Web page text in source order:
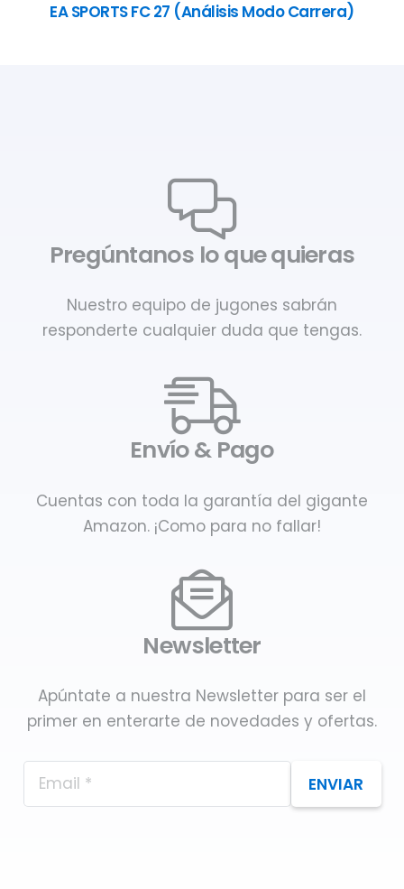
EA SPORTS FC 27 (Análisis Modo Carrera)
Pregúntanos lo que quieras
Nuestro equipo de jugones sabrán
responderte cualquier duda que tengas.
Envío & Pago
Cuentas con toda la garantía del gigante
Amazon. ¡Como para no fallar!
Newsletter
Apúntate a nuestra Newsletter para ser el
primer en enterarte de novedades y ofertas.
ENVIAR